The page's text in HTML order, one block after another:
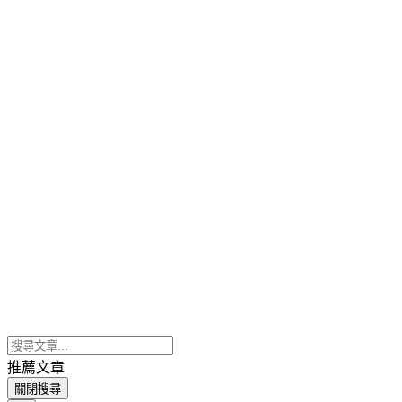
推薦文章
關閉搜尋